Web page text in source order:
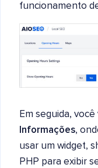
funcionamento
Em seguida,
Informações,
usar um widget,
PHP para exibir